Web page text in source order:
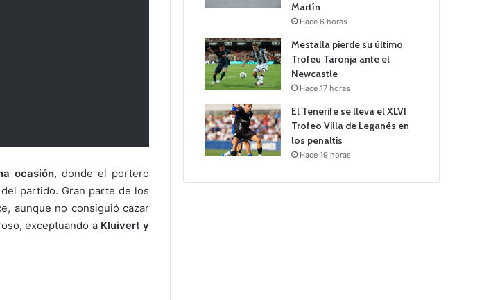
ocasión, donde el portero
partido. Gran parte de los
aunque no consiguió cazar
exceptuando a Kluivert y
Martín
Hace 6 horas
Mestalla pierde su último
Trofeu Taronja ante el
Newcastle
Hace 17 horas
El Tenerife se lleva el XLVI
Trofeo Villa de Leganés en
los penaltis
Hace 19 horas